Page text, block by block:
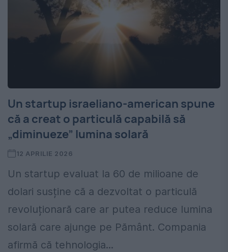
Un startup israeliano-american spune
că a creat o particulă capabilă să
„diminueze” lumina solară
12 APRILIE 2026
Un startup evaluat la 60 de milioane de
dolari susține că a dezvoltat o particulă
revoluționară care ar putea reduce lumina
solară care ajunge pe Pământ. Compania
afirmă că tehnologia...